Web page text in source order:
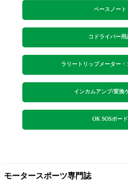
ペースノート
コドライバー用
ラリートリップメーター・
インカムアンプ/変換
OK SOSボード
モータースポーツ専門誌